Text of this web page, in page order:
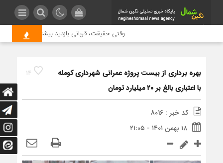
وقتی حقیقت، قربانی بازدید بیشتر می شود |
14
بهره برداری از بیست پروژه عمرانی شهرداری کومله
با اعتباری بالغ بر ۲۰ میلیارد تومان
کد خبر : 8016
۱۸ بهمن ۱۴۰۱ - ۲۱:۰۵